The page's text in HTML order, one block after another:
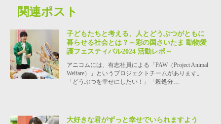
関連ポスト
子どもたちと考える、人とどうぶつがともに
暮らせる社会とは？～彩の国さいたま 動物愛
護フェスティバル2024 活動レポ～
アニコムには、有志社員による「PAW（Project Animal
Welfare）」というプロジェクトチームがあります。
「どうぶつを幸せにしたい！」「殺処分…
大好きな君がずっと幸せでいられますよう